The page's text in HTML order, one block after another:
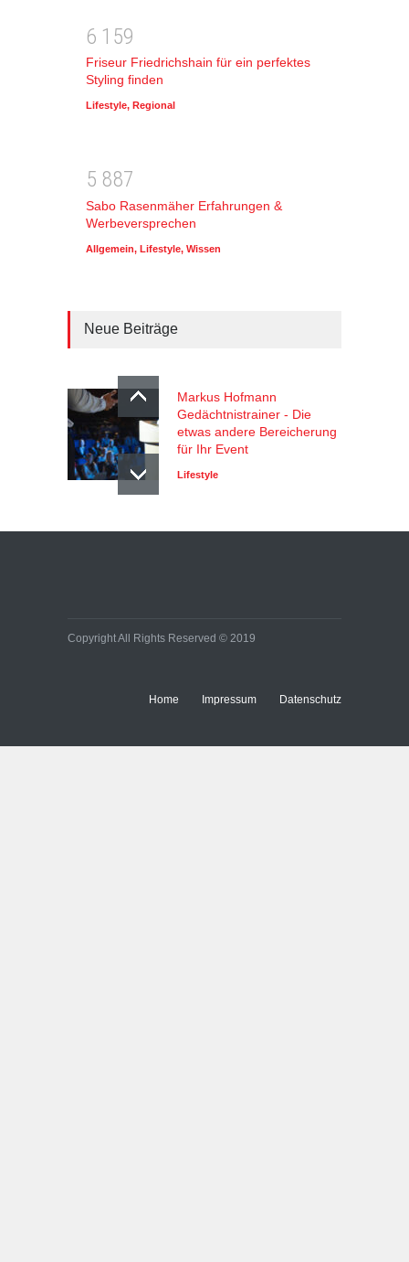
6 1 59
Friseur Friedrichshain für ein perfektes
Styling finden
Lifestyle, Regional
5 887
Sabo Rasenmäher Erfahrungen &
Werbeversprechen
Allgemein, Lifestyle, Wissen
Neue Beiträge
Markus Hofmann
Gedächtnistrainer - Die
etwas andere Bereicherung
für Ihr Event
Lifestyle
Copyright All Rights Reserved © 2019
Home Impressum Datenschutz